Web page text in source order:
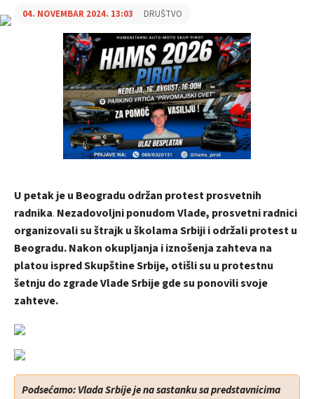
04. NOVEMBAR 2024. 13:03 DRUŠTVO
U petak je u Beogradu održan protest prosvetnih
radnika. Nezadovoljni ponudom Vlade, prosvetni radnici
organizovali su štrajk u školama Srbiji i održali protest u
Beogradu. Nakon okupljanja i iznošenja zahteva na
platou ispred Skupštine Srbije, otišli su u protestnu
šetnju do zgrade Vlade Srbije gde su ponovili svoje
zahteve.
Podsećamo:Vlada Srbije je na sastanku sa predstavnicima